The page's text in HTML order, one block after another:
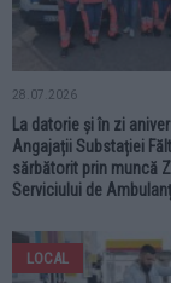
28.07.2026
La datorie și în zi
Angajații Substației
sărbătorit prin muncă
Serviciului de
LOCAL